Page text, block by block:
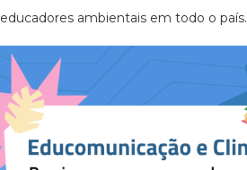
educadores ambientais em todo o país.